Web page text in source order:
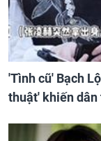
'Tình cũ' Bạch
thuật' khiến